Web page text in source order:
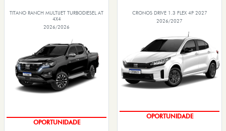
TITANO RANCH MULTIJET TURBODIESEL AT
4X4
2026/2026
CONDIÇÃO IMPERDÍVEL
CRONOS DRIVE 1.3 FLEX 4P 2027
2026/2027
OPORTUNIDADE